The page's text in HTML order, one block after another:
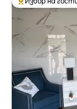
Най-популярен